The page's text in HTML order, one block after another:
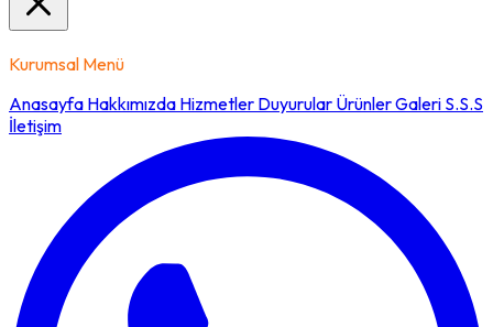
Kurumsal Menü
Anasayfa Hakkımızda Hizmetler Duyurular ÜrünlerGaleri S.S.S
İletişim